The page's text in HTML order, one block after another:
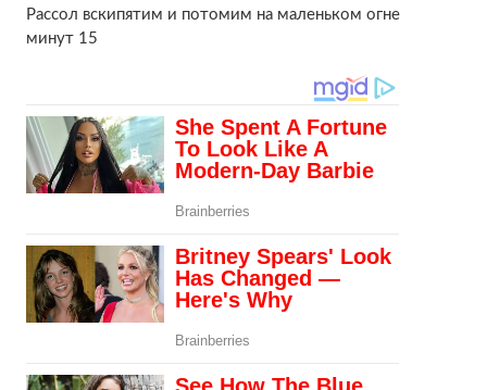
Рассол вскипятим и потомим на маленьком огне
минут 15